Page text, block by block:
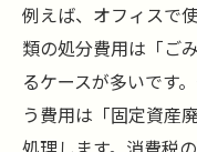
例えば、オフィスで
類の処分費用は「ご
るケースが多いです
う費用は「固定資産